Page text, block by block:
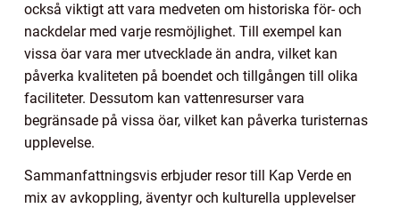
också viktigt att vara medveten om historiska för- och
nackdelar med varje resmöjlighet. Till exempel kan
vissa öar vara mer utvecklade än andra, vilket kan
påverka kvaliteten på boendet och tillgången till olika
faciliteter. Dessutom kan vattenresurser vara
begränsade på vissa öar, vilket kan påverka turisternas
upplevelse.
Sammanfattningsvis erbjuder resor till Kap Verde en
mix av avkoppling, äventyr och kulturella upplevelser